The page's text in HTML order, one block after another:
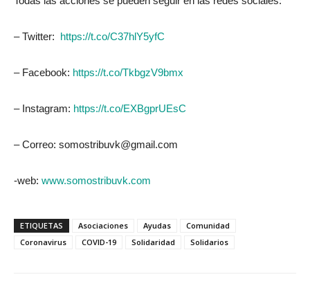
– Twitter: https://t.co/C37hlY5yfC
– Facebook: https://t.co/TkbgzV9bmx
– Instagram: https://t.co/EXBgprUEsC
– Correo: somostribuvk@gmail.com
-web: www.somostribuvk.com
ETIQUETAS Asociaciones Ayudas
Comunidad
Coronavirus
COVID-19 Solidaridad Solidarios